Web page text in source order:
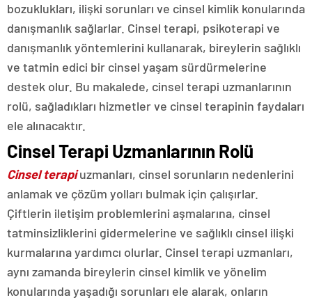
bozuklukları, ilişki sorunları ve cinsel kimlik konularında
danışmanlık sağlarlar. Cinsel terapi, psikoterapi ve
danışmanlık yöntemlerini kullanarak, bireylerin sağlıklı
ve tatmin edici bir cinsel yaşam sürdürmelerine
destek olur. Bu makalede, cinsel terapi uzmanlarının
rolü, sağladıkları hizmetler ve cinsel terapinin faydaları
ele alınacaktır.
Cinsel Terapi Uzmanlarının Rolü
Cinsel terapiuzmanları, cinsel sorunların nedenlerini
anlamak ve çözüm yolları bulmak için çalışırlar.
Çiftlerin iletişim problemlerini aşmalarına, cinsel
tatminsizliklerini gidermelerine ve sağlıklı cinsel ilişki
kurmalarına yardımcı olurlar. Cinsel terapi uzmanları,
aynı zamanda bireylerin cinsel kimlik ve yönelim
konularında yaşadığı sorunları ele alarak, onların